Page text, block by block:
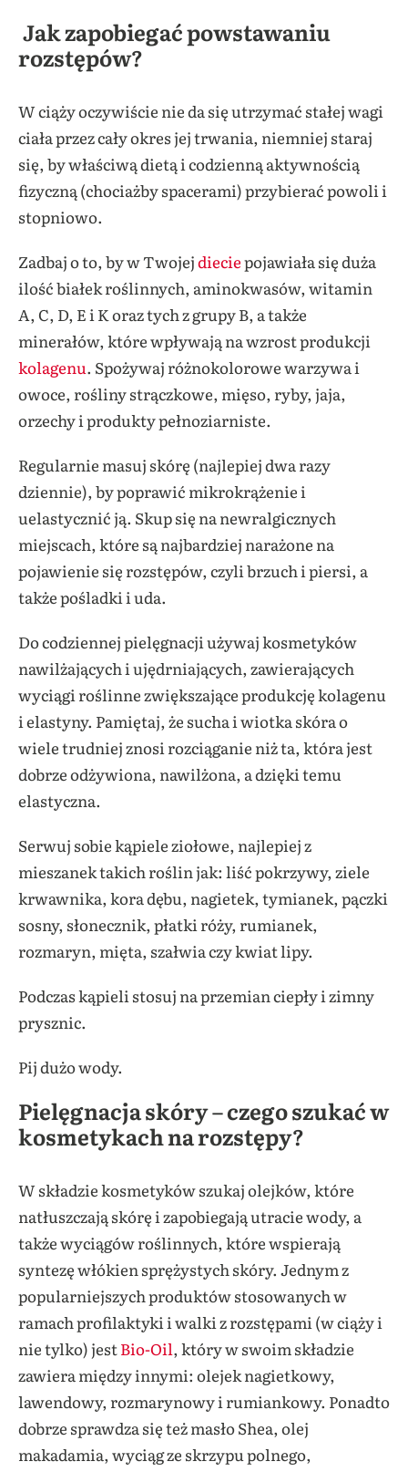
Jak zapobiegać powstawaniu
rozstępów?
W ciąży oczywiście nie da się utrzymać stałej wagi
ciała przez cały okres jej trwania, niemniej staraj
się, by właściwą dietą i codzienną aktywnością
fizyczną (chociażby spacerami) przybierać powoli i
stopniowo.
Zadbaj o to, by w Twojejdieciepojawiała się duża
ilość białek roślinnych, aminokwasów, witamin
A, C, D, E i K oraz tych z grupy B, a także
minerałów, które wpływają na wzrost produkcji
kolagenu. Spożywaj różnokolorowe warzywa i
owoce, rośliny strączkowe, mięso, ryby, jaja,
orzechy i produkty pełnoziarniste.
Regularnie masuj skórę (najlepiej dwa razy
dziennie), by poprawić mikrokrążenie i
uelastycznić ją. Skup się na newralgicznych
miejscach, które są najbardziej narażone na
pojawienie się rozstępów, czyli brzuch i piersi, a
także pośladki i uda.
Do codziennej pielęgnacji używaj kosmetyków
nawilżających i ujędrniających, zawierających
wyciągi roślinne zwiększające produkcję kolagenu
i elastyny. Pamiętaj, że sucha i wiotka skóra o
wiele trudniej znosi rozciąganie niż ta, która jest
dobrze odżywiona, nawilżona, a dzięki temu
elastyczna.
Serwuj sobie kąpiele ziołowe, najlepiej z
mieszanek takich roślin jak: liść pokrzywy, ziele
krwawnika, kora dębu, nagietek, tymianek, pączki
sosny, słonecznik, płatki róży, rumianek,
rozmaryn, mięta, szałwia czy kwiat lipy.
Podczas kąpieli stosuj na przemian ciepły i zimny
prysznic.
Pij dużo wody.
Pielęgnacja skóry – czego szukać w
kosmetykach na rozstępy?
W składzie kosmetyków szukaj olejków, które
natłuszczają skórę i zapobiegają utracie wody, a
także wyciągów roślinnych, które wspierają
syntezę włókien sprężystych skóry. Jednym z
popularniejszych produktów stosowanych w
ramach profilaktyki i walki z rozstępami (w ciąży i
nie tylko) jestBio-Oil, który w swoim składzie
zawiera między innymi: olejek nagietkowy,
lawendowy, rozmarynowy i rumiankowy. Ponadto
dobrze sprawdza się też masło Shea, olej
makadamia, wyciąg ze skrzypu polnego,